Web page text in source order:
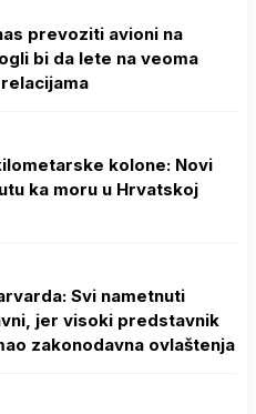
prevoziti avioni na
bi da lete na veoma
kolone: Novi
ka moru u Hrvatskoj
Svi nametnuti
jer visoki predstavnik
zakonodavna ovlaštenja